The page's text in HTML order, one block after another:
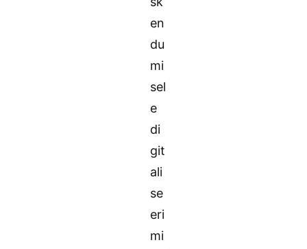
en
du
mi
sel
e
di
git
ali
se
eri
mi